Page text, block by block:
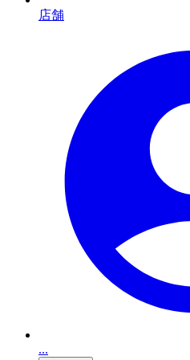
店舗
...